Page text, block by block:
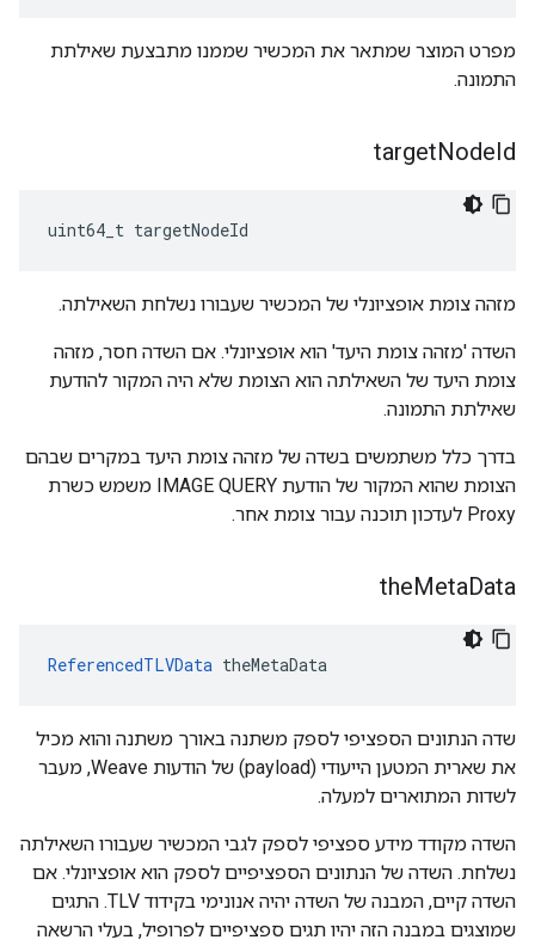
מפרט המוצר שמתאר את המכשיר שממנו מתבצעת שאילתת
התמונה.
targetNodeId
uint64_t targetNodeId
מזהה צומת אופציונלי של המכשיר שעבורו נשלחת השאילתה.
השדה 'מזהה צומת היעד' הוא אופציונלי. אם השדה חסר, מזהה
צומת היעד של השאילתה הוא הצומת שלא היה המקור להודעת
שאילתת התמונה.
בדרך כלל משתמשים בשדה של מזהה צומת היעד במקרים שבהם
הצומת שהוא המקור של הודעת IMAGE QUERY משמש כשרת
Proxy לעדכון תוכנה עבור צומת אחר.
theMetaData
ReferencedTLVData theMetaData
שדה הנתונים הספציפי לספק משתנה באורך משתנה והוא מכיל
את שארית המטען הייעודי (payload) של הודעות Weave, מעבר
לשדות המתוארים למעלה.
השדה מקודד מידע ספציפי לספק לגבי המכשיר שעבורו השאילתה
נשלחת. השדה של הנתונים הספציפיים לספק הוא אופציונלי. אם
השדה קיים, המבנה של השדה יהיה אנונימי בקידוד TLV. התגים
שמוצגים במבנה הזה יהיו תגים ספציפיים לפרופיל, בעלי הרשאה